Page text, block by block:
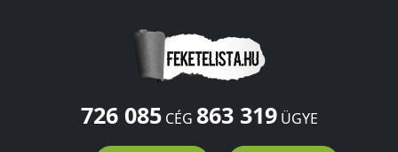
726 085CÉG 863 319ÜGYE